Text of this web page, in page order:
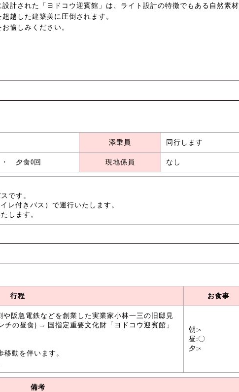
計された「ヨドコウ迎賓館」は、ライト設計の特徴でもある自然素材
越した建築美に圧倒されます。
愉しみください。
添乗員 同行します
夕食0回 現地係員 なし
です。
イレ付きバス）で運行いたします。
します。
行程 お食事
阪急電鉄などを創業した実業家小林一三の旧邸見
の昼食) → 国指定重要文化財「ヨドコウ迎賓館」
動を伴います。
朝:×
昼:〇
夕:×
備考